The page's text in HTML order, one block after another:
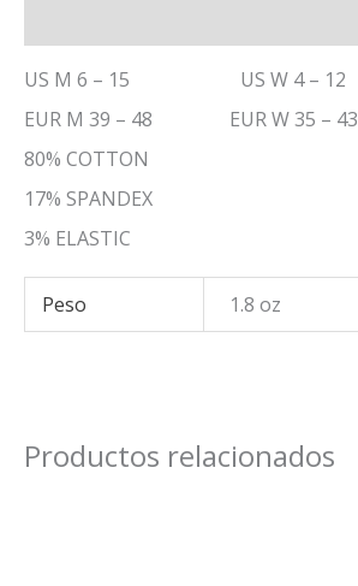
US M 6 – 15 US W 4 – 12
EUR M 39 – 48 EUR W 35 – 43
80% COTTON
17% SPANDEX
3% ELASTIC
Peso 1.8 oz
Productos relacionados